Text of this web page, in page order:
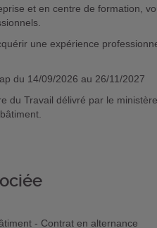
et en centre de formation,
une expérience
du 14/09/2026 au 26/11/2027
du Travail délivré par le
- Contrat en alternance